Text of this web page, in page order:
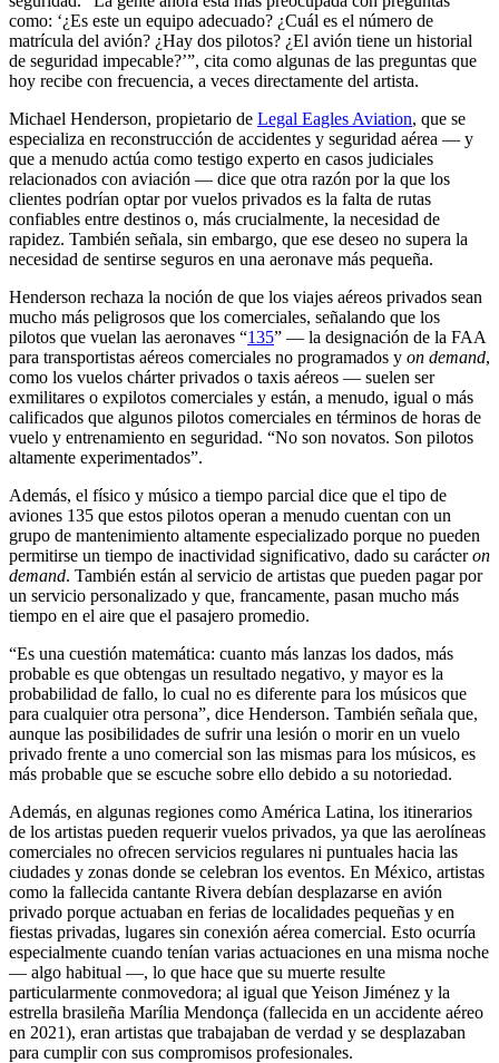
como: ‘¿Es este un equipo adecuado? ¿Cuál es el número de
matrícula del avión? ¿Hay dos pilotos? ¿El avión tiene un historial
de seguridad impecable?’”, cita como algunas de las preguntas que
hoy recibe con frecuencia, a veces directamente del artista.
Michael Henderson, propietario de Legal Eagles Aviation, que se
especializa en reconstrucción de accidentes y seguridad aérea — y
que a menudo actúa como testigo experto en casos judiciales
relacionados con aviación — dice que otra razón por la que los
clientes podrían optar por vuelos privados es la falta de rutas
confiables entre destinos o, más crucialmente, la necesidad de
rapidez. También señala, sin embargo, que ese deseo no supera la
necesidad de sentirse seguros en una aeronave más pequeña.
Henderson rechaza la noción de que los viajes aéreos privados sean
mucho más peligrosos que los comerciales, señalando que los
pilotos que vuelan las aeronaves “135” — la designación de la FAA
para transportistas aéreos comerciales no programados y on demand,
como los vuelos chárter privados o taxis aéreos — suelen ser
exmilitares o expilotos comerciales y están, a menudo, igual o más
calificados que algunos pilotos comerciales en términos de horas de
vuelo y entrenamiento en seguridad. “No son novatos. Son pilotos
altamente experimentados”.
Además, el físico y músico a tiempo parcial dice que el tipo de
aviones 135 que estos pilotos operan a menudo cuentan con un
grupo de mantenimiento altamente especializado porque no pueden
permitirse un tiempo de inactividad significativo, dado su carácteron
demand. También están al servicio de artistas que pueden pagar por
un servicio personalizado y que, francamente, pasan mucho más
tiempo en el aire que el pasajero promedio.
“Es una cuestión matemática: cuanto más lanzas los dados, más
probable es que obtengas un resultado negativo, y mayor es la
probabilidad de fallo, lo cual no es diferente para los músicos que
para cualquier otra persona”, dice Henderson. También señala que,
aunque las posibilidades de sufrir una lesión o morir en un vuelo
privado frente a uno comercial son las mismas para los músicos, es
más probable que se escuche sobre ello debido a su notoriedad.
Además, en algunas regiones como América Latina, los itinerarios
de los artistas pueden requerir vuelos privados, ya que las aerolíneas
comerciales no ofrecen servicios regulares ni puntuales hacia las
ciudades y zonas donde se celebran los eventos. En México, artistas
como la fallecida cantante Rivera debían desplazarse en avión
privado porque actuaban en ferias de localidades pequeñas y en
fiestas privadas, lugares sin conexión aérea comercial. Esto ocurría
especialmente cuando tenían varias actuaciones en una misma noche
— algo habitual —, lo que hace que su muerte resulte
particularmente conmovedora; al igual que Yeison Jiménez y la
estrella brasileña Marília Mendonça (fallecida en un accidente aéreo
en 2021), eran artistas que trabajaban de verdad y se desplazaban
para cumplir con sus compromisos profesionales.